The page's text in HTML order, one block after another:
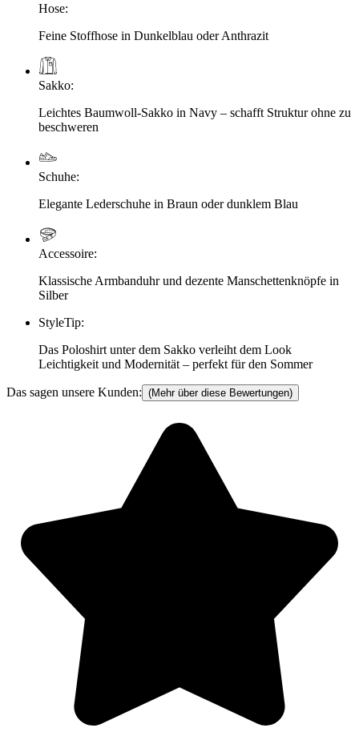
Hose:
Feine Stoffhose in Dunkelblau oder Anthrazit
Sakko:
Leichtes Baumwoll-Sakko in Navy – schafft Struktur ohne zu
beschweren
Schuhe:
Elegante Lederschuhe in Braun oder dunklem Blau
Accessoire:
Klassische Armbanduhr und dezente Manschettenknöpfe in
Silber
StyleTip:
Das Poloshirt unter dem Sakko verleiht dem Look
Leichtigkeit und Modernität – perfekt für den Sommer
Das sagen unsere Kunden: (Mehr über diese Bewertungen)